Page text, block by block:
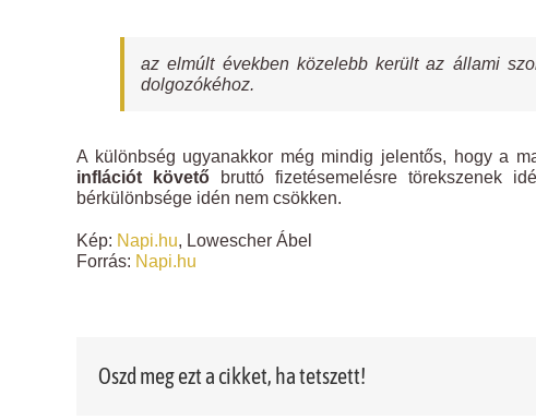
az elmúlt években közelebb került az állami
dolgozókéhoz.
A különbség ugyanakkor még mindig jelentős, hogy a
inflációt követő bruttó fizetésemelésre törekszenek
bérkülönbsége idén nem csökken.
Kép: Napi.hu, Lowescher Ábel
Forrás: Napi.hu
Oszd meg ezt a cikket, ha tetszett!